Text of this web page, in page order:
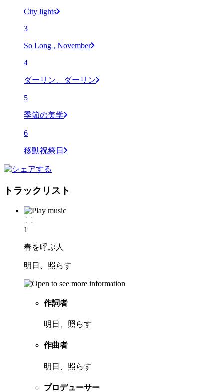
City lights
3
So Long , November
4
ダーリン、ダーリン
5
季節の美学
6
移動祝祭日
トラックリスト
1
春を呼ぶ人
明日、照らす
作詞者
明日、照らす
作曲者
明日、照らす
プロデューサー